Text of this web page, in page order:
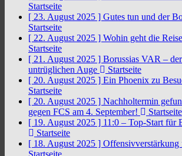
Startseite
[ 23. August 2025 ] Gutes tun und der
Startseite
[ 22. August 2025 ] Wohin geht die
Startseite
[ 21. August 2025 ] Borussias VAR –
untrüglichen Auge
Startseite
[ 20. August 2025 ] Ein Phoenix zu
Startseite
[ 20. August 2025 ] Nachholtermin
gegen FCS am 4. September!
Startseite
[ 19. August 2025 ] 11:0 – Top-Start für
Startseite
[ 18. August 2025 ] Offensivverstärkung
Startseite